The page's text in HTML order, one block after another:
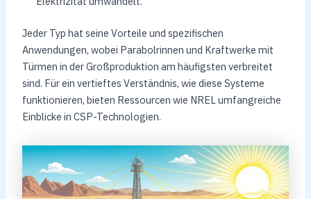
Jeder Typ hat seine Vorteile und spezifischen
Anwendungen, wobei Parabolrinnen und Kraftwerke mit
Türmen in der Großproduktion am häufigsten verbreitet
sind. Für ein vertieftes Verständnis, wie diese Systeme
funktionieren, bieten Ressourcen wie NREL umfangreiche
Einblicke in CSP-Technologien.